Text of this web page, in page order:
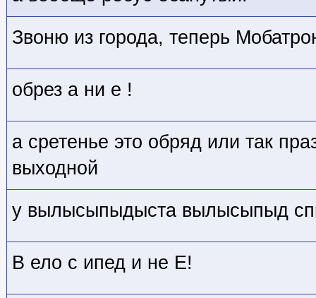
Звоню из города, теперь
обрез а ни е !
а сретенье это обряд или так
выходной
у вылысыпыдыста вылысыпыд
В ело с ипед и не Е!